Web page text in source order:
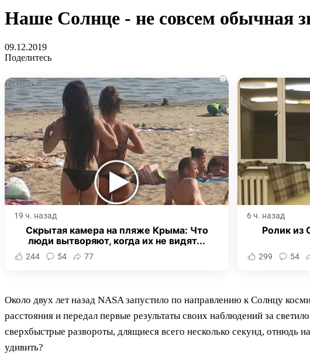
Наше Солнце - не совсем обычная
09.12.2019
Поделитесь
i
19 ч. назад
Скрытая камера на пляже Крыма: Что
люди вытворяют, когда их не видят...
244 54 77
6 ч. назад
Ролик из
299 54
Около двух лет назад NASA запустило по направлению к Солнцу
расстояния и передал первые результаты своих наблюдений за
сверхбыстрые развороты, длящиеся всего несколько секунд, отнюдь
удивить?